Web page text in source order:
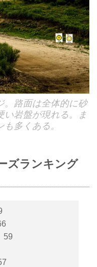
。路面は全体的に砂
い岩盤が現れる。ま
多くある。
ズランキング
59